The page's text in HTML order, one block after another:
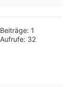
Beiträge: 1
Aufrufe: 32